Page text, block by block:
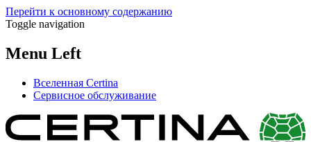
Перейти к основному содержанию
Toggle navigation
Menu Left
Вселенная Certina
Сервисное обслуживание